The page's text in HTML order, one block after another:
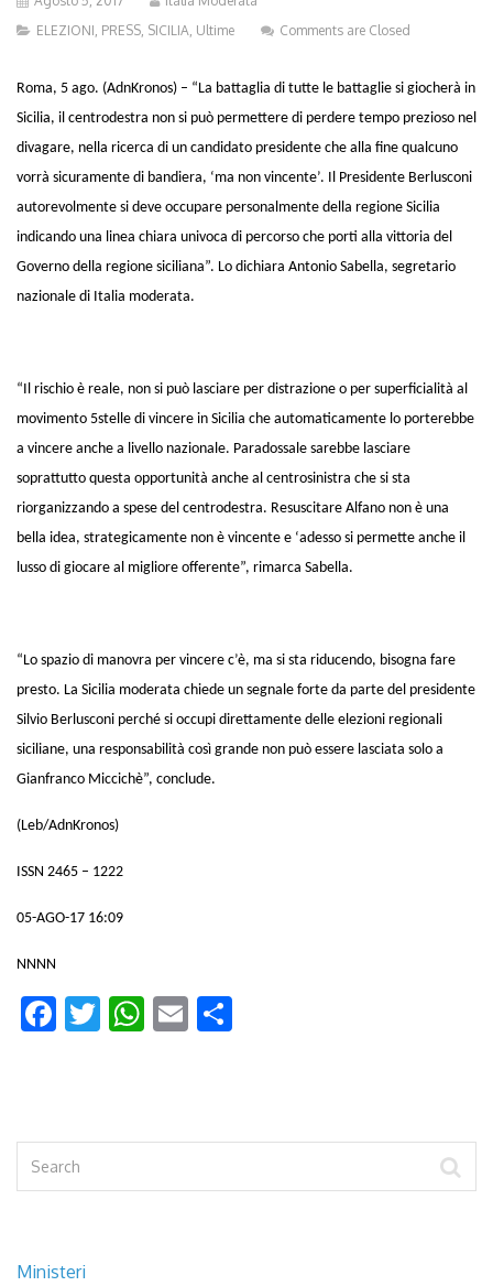
ELEZIONI PRESS SICILIA Ultime Comments are Closed
Roma, 5 ago. (AdnKronos) – “La battaglia di tutte le battaglie si giocherà in
Sicilia, il centrodestra non si può permettere di perdere tempo prezioso nel
divagare, nella ricerca di un candidato presidente che alla fine qualcuno
vorrà sicuramente di bandiera, ‘ma non vincente’. Il Presidente Berlusconi
autorevolmente si deve occupare personalmente della regione Sicilia
indicando una linea chiara univoca di percorso che porti alla vittoria del
Governo della regione siciliana”. Lo dichiara Antonio Sabella, segretario
nazionale di Italia moderata.
“Il rischio è reale, non si può lasciare per distrazione o per superficialità al
movimento 5stelle di vincere in Sicilia che automaticamente lo porterebbe
a vincere anche a livello nazionale. Paradossale sarebbe lasciare
soprattutto questa opportunità anche al centrosinistra che si sta
riorganizzando a spese del centrodestra. Resuscitare Alfano non è una
bella idea, strategicamente non è vincente e ‘adesso si permette anche il
lusso di giocare al migliore offerente”, rimarca Sabella.
“Lo spazio di manovra per vincere c’è, ma si sta riducendo, bisogna fare
presto. La Sicilia moderata chiede un segnale forte da parte del presidente
Silvio Berlusconi perché si occupi direttamente delle elezioni regionali
siciliane, una responsabilità così grande non può essere lasciata solo a
Gianfranco Miccichè”, conclude.
(Leb/AdnKronos)
ISSN 2465 – 1222
05-AGO-17 16:09
NNNN
Facebook
Twitter
WhatsApp
Email
Ministeri